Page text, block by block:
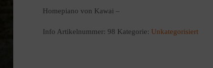
Homepiano von Kawai –
Info Artikelnummer: 98 Kategorie: Unkategorisiert